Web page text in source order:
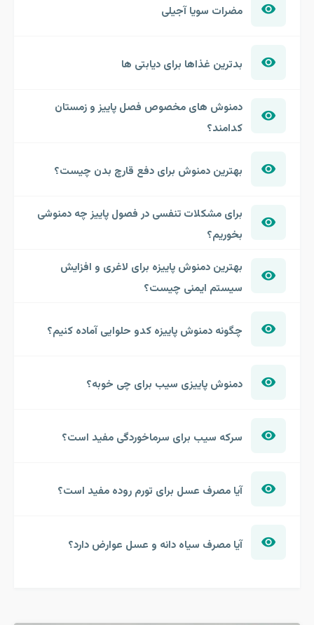
مضرات سویا آجیلی
بدترین غذاها برای دیابتی ها
دمنوش های مخصوص فصل پاییز و زمستان
کدامند؟
بهترین دمنوش برای دفع قارچ بدن چیست؟
برای مشکلات تنفسی در فصول پاییز چه دمنوشی
بخوریم؟
بهترین دمنوش پاییزه برای لاغری و افزایش
سیستم ایمنی چیست؟
چگونه دمنوش پاییزه کدو حلوایی آماده کنیم؟
دمنوش پاییزی سیب برای چی خوبه؟
سرکه سیب برای سرماخوردگی مفید است؟
آیا مصرف عسل برای تورم روده مفید است؟
آیا مصرف سیاه دانه و عسل عوارض دارد؟